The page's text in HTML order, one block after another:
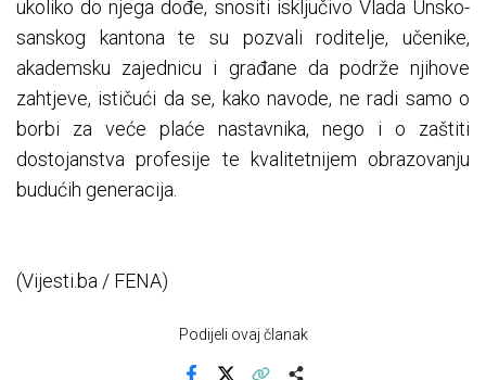
ukoliko do njega dođe, snositi isključivo Vlada Unsko-
sanskog kantona te su pozvali roditelje, učenike,
akademsku zajednicu i građane da podrže njihove
zahtjeve, ističući da se, kako navode, ne radi samo o
borbi za veće plaće nastavnika, nego i o zaštiti
dostojanstva profesije te kvalitetnijem obrazovanju
budućih generacija.
(Vijesti.ba / FENA)
Podijeli ovaj članak